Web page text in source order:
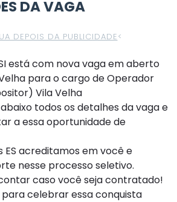
DA VAGA
DEPOIS DA PUBLICIDADE<
está com nova vaga em aberto
para o cargo de Operador
Vila Velha
todos os detalhes da vaga e
a essa oportunidade de
ES acreditamos em você e
nesse processo seletivo.
caso você seja contratado!
para celebrar essa conquista